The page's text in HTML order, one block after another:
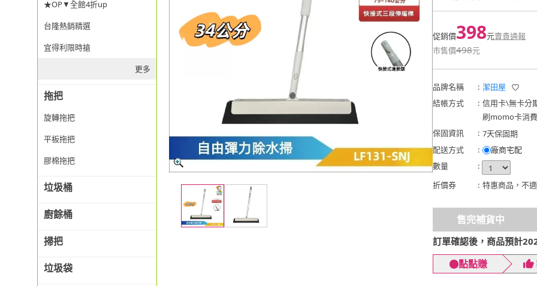
★OP▼全館4折up
台隆熱銷精選
宜得利限時搶
更多
拖把
旋轉拖把
平板拖把
膠棉拖把
垃圾桶
廚餘桶
掃把
垃圾袋
促銷價398元賣貴通報
市售價498元
品牌名稱 : 潔田屋
結帳方式
: 信用卡\無卡分
刷momo卡消
保固資訊
: 7天保固期
配送方式
:
廠商宅配
數量
:
折價券
: 特惠商品，不
售完補貨中
訂單確認後，商品預計
點點賺